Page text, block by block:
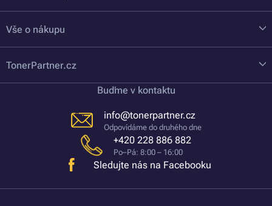
Vše o nákupu
TonerPartner.cz
Buďme v kontaktu
info@tonerpartner.cz
Odpovídáme do druhého dne
+420 228 886 882
Po–Pá: 8:00 – 16:00
Sledujte nás na Facebooku